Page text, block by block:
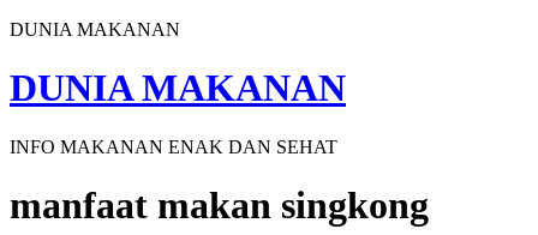
DUNIA MAKANAN
DUNIA MAKANAN
INFO MAKANAN ENAK DAN SEHAT
manfaat makan singkong